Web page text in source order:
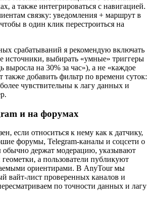
а также интегрироваться с навигацией.
связку: уведомления + маршрут в
в один клик перестроиться на
срабатываний я рекомендую включать
источники, выбирать «умные» триггеры
выросла на 30% за час»), а не «каждое
также добавить фильтр по времени суток:
чувствительны к лагу данных и
и на форумах
если относиться к нему как к датчику,
форумы, Telegram‑каналы и соцсети о
обычно держат модерацию, указывают
а пользователи публикуют
ориентирами. В AnyTour мы
вайт‑лист проверенных каналов и
по точности данных и лагу